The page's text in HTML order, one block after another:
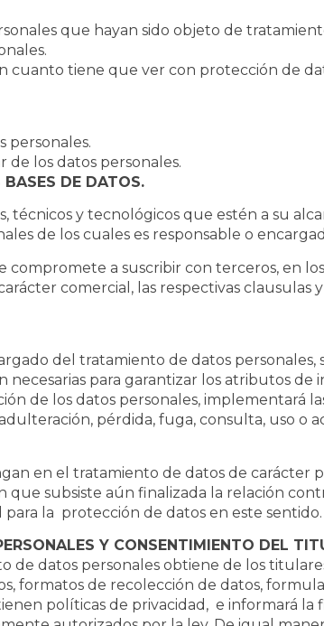
que hayan sido objeto de
cuanto tiene que ver con protección de
personales.
los datos personales.
DE DATOS.
técnicos y tecnológicos que estén a su
de los cuales es responsable o
compromete a suscribir con terceros, en
comercial, las respectivas
del tratamiento de datos personales,
necesarias para garantizar los atributos
de los datos personales, implementará
pérdida, fuga, consulta, uso o
en el tratamiento de datos de carácter
que subsiste aún finalizada la relación
la protección de datos en este sentido.
Y CONSENTIMIENTO DEL
de datos personales obtiene de los
formatos de recolección de datos,
políticas de privacidad, e informará